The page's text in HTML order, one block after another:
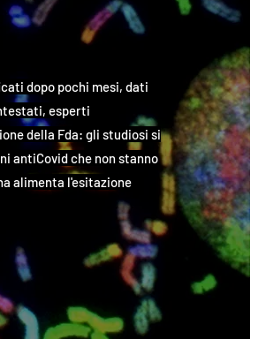
dopo pochi mesi, dati
esperti
della Fda: gli studiosi si
antiCovid che non stanno
alimenta l'esitazione